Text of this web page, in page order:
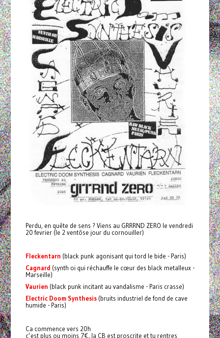
Perdu, en quête de sens ? Viens au GRRRND ZERO le vendredi
20 fevrier (le 2 ventôse jour du cornouiller)
Fleckentarn (black punk agonisant qui tord le bide - Paris)
Cagnard (synth oi qui réchauffe le cœur des black metalleux -
Marseille)
Vaurien (black punk incitant au vandalisme - Paris crasse)
Electric Doom Synthesis(bruits industriel de fond de cave
humide - Paris)
Ca commence vers 20h
c’est plus ou moins 7€, la CB est proscrite et tu rentres